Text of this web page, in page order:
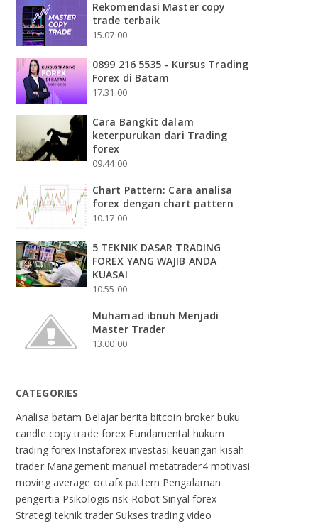
Rekomendasi Master copy
trade terbaik
15.07.00
0899 216 5535 - Kursus Trading
Forex di Batam
17.31.00
Cara Bangkit dalam
keterpurukan dari Trading
forex
09.44.00
Chart Pattern: Cara analisa
forex dengan chart pattern
10.17.00
5 TEKNIK DASAR TRADING
FOREX YANG WAJIB ANDA
KUASAI
10.55.00
Muhamad ibnuh Menjadi
Master Trader
13.00.00
CATEGORIES
Analisa batam Belajarberita bitcoin brokerbuku
candle copy trade forex Fundamental hukum
trading forex Instaforex investasi keuangankisah
trader Management manual metatrader4 motivasi
moving average octafxpattern Pengalaman
pengertia Psikologisrisk RobotSinyal forex
Strategitekniktrader Suksestrading video